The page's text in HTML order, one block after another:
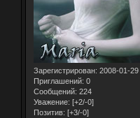
Зарегистрирован: 2008-01-29
Приглашений: 0
Сообщений: 224
Уважение: [+2/-0]
Позитив: [+3/-0]